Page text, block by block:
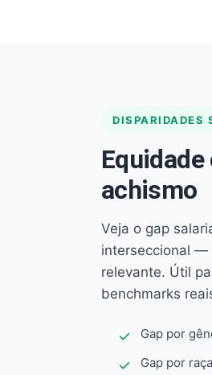
DISPARIDADES
achismo
Veja o gap
interseccional —
relevante. Útil
benchmarks
Gap por
Gap por